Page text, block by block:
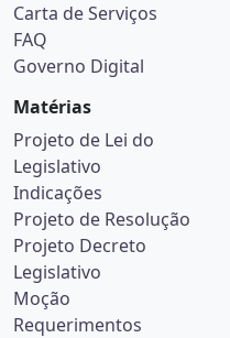
Carta de Serviços
FAQ
Governo Digital
Matérias
Projeto de Lei do
Legislativo
Indicações
Projeto de Resolução
Projeto Decreto
Legislativo
Moção
Requerimentos